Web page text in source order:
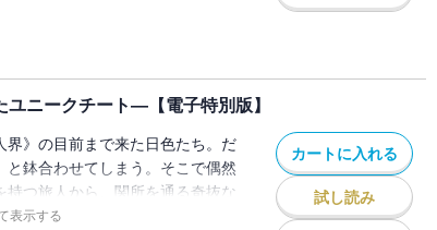
ニークチート―【電子特別版】
界》の目前まで来た日色たち。だ
鉢合わせてしまう。そこで偶然
持つ旅人から、関所を通る奇抜な
電子特別版】として、カバー
表示する
カートに入れる
試し読み